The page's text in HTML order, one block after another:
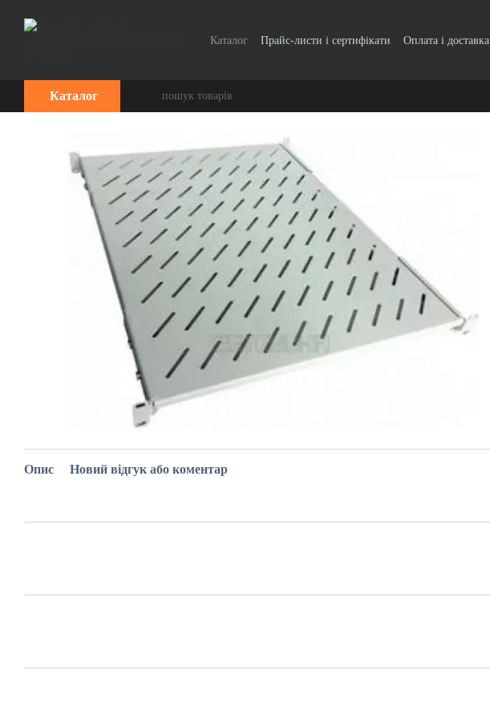
Каталог Прайс-листи і сертифікати Оплата і доставка
Каталог
Опис Новий відгук або коментар